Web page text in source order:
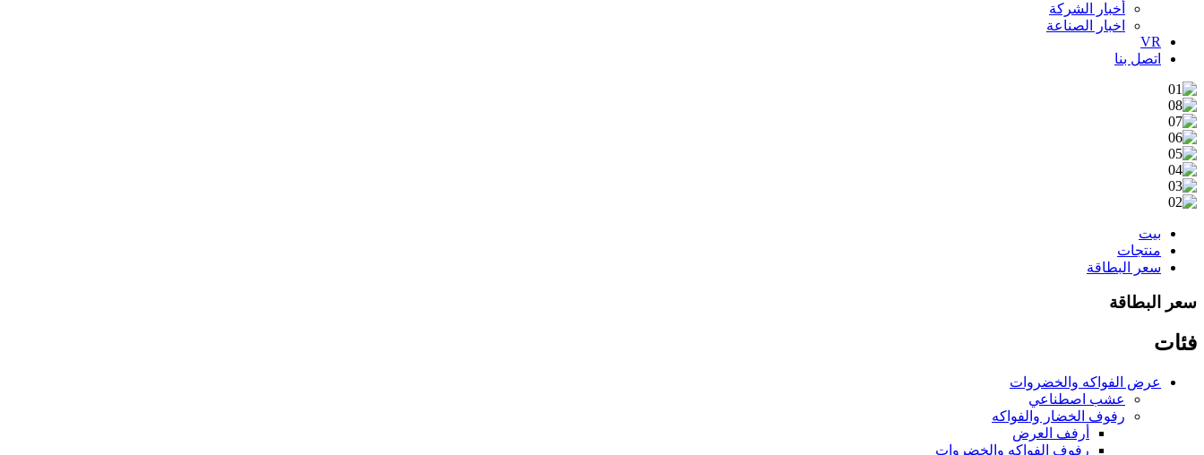
أخبار الشركة
اخبار الصناعة
VR
اتصل بنا
بيت
منتجات
سعر البطاقة
سعر البطاقة
فئات
عرض الفواكه والخضروات
عشب اصطناعي
رفوف الخضار والفواكه
أرفف العرض
رفوف الفواكه والخضروات